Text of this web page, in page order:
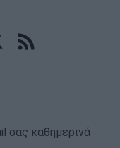
σας καθημερινά